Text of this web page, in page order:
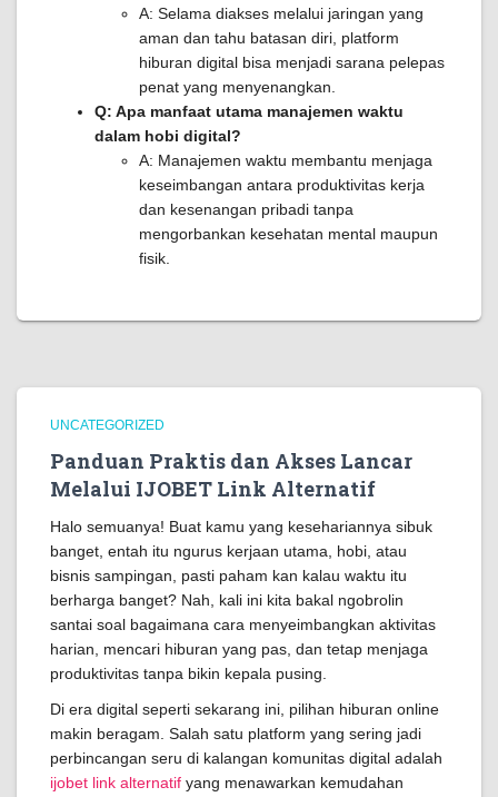
A: Selama diakses melalui jaringan yang
aman dan tahu batasan diri, platform
hiburan digital bisa menjadi sarana pelepas
penat yang menyenangkan.
Q: Apa manfaat utama manajemen waktu
dalam hobi digital?
A: Manajemen waktu membantu menjaga
keseimbangan antara produktivitas kerja
dan kesenangan pribadi tanpa
mengorbankan kesehatan mental maupun
fisik.
UNCATEGORIZED
Panduan Praktis dan Akses Lancar
Melalui IJOBET Link Alternatif
Halo semuanya! Buat kamu yang kesehariannya sibuk
banget, entah itu ngurus kerjaan utama, hobi, atau
bisnis sampingan, pasti paham kan kalau waktu itu
berharga banget? Nah, kali ini kita bakal ngobrolin
santai soal bagaimana cara menyeimbangkan aktivitas
harian, mencari hiburan yang pas, dan tetap menjaga
produktivitas tanpa bikin kepala pusing.
Di era digital seperti sekarang ini, pilihan hiburan online
makin beragam. Salah satu platform yang sering jadi
perbincangan seru di kalangan komunitas digital adalah
ijobet link alternatif yang menawarkan kemudahan